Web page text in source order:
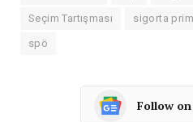
Seçim Tartışması sigorta
spö
Follow